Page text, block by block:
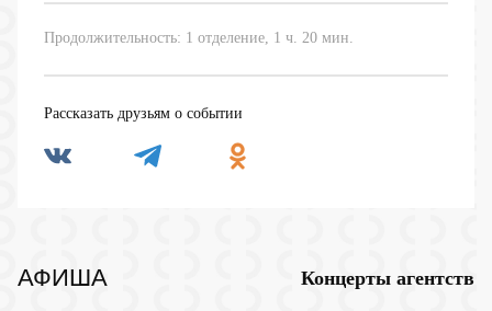
Продолжительность: 1 отделение, 1 ч. 20 мин.
Рассказать друзьям о событии
АФИША Концерты агентств